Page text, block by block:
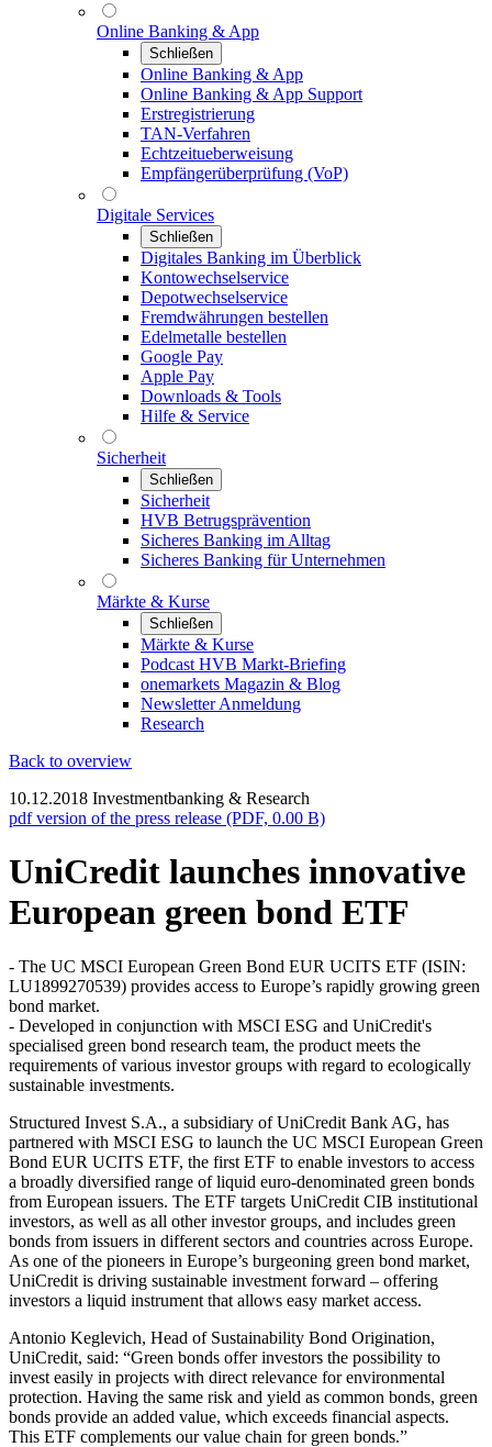
Online Banking & App
Schließen
Online Banking & App
Online Banking & App Support
Erstregistrierung
TAN-Verfahren
Echtzeitueberweisung
Empfängerüberprüfung (VoP)
Digitale Services
Schließen
Digitales Banking im Überblick
Kontowechselservice
Depotwechselservice
Fremdwährungen bestellen
Edelmetalle bestellen
Google Pay
Apple Pay
Downloads & Tools
Hilfe & Service
Sicherheit
Schließen
Sicherheit
HVB Betrugsprävention
Sicheres Banking im Alltag
Sicheres Banking für Unternehmen
Märkte & Kurse
Schließen
Märkte & Kurse
Podcast HVB Markt-Briefing
onemarkets Magazin & Blog
Newsletter Anmeldung
Research
Back to overview
10.12.2018 Investmentbanking & Research
pdf version of the press release (PDF, 0.00 B)
UniCredit launches innovative
European green bond ETF
- The UC MSCI European Green Bond EUR UCITS ETF (ISIN:
LU1899270539) provides access to Europe’s rapidly growing green
bond market.
- Developed in conjunction with MSCI ESG and UniCredit's
specialised green bond research team, the product meets the
requirements of various investor groups with regard to ecologically
sustainable investments.
Structured Invest S.A., a subsidiary of UniCredit Bank AG, has
partnered with MSCI ESG to launch the UC MSCI European Green
Bond EUR UCITS ETF, the first ETF to enable investors to access
a broadly diversified range of liquid euro-denominated green bonds
from European issuers. The ETF targets UniCredit CIB institutional
investors, as well as all other investor groups, and includes green
bonds from issuers in different sectors and countries across Europe.
As one of the pioneers in Europe’s burgeoning green bond market,
UniCredit is driving sustainable investment forward – offering
investors a liquid instrument that allows easy market access.
Antonio Keglevich, Head of Sustainability Bond Origination,
UniCredit, said: “Green bonds offer investors the possibility to
invest easily in projects with direct relevance for environmental
protection. Having the same risk and yield as common bonds, green
bonds provide an added value, which exceeds financial aspects.
This ETF complements our value chain for green bonds.”